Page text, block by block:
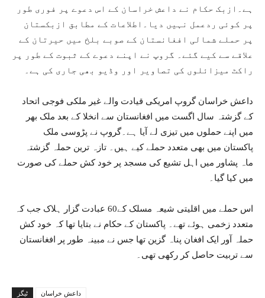
ہے۔ازبک حکام نے داعش خراسان کے اس دعوے پر فوری طور
پر کوئی ردعمل نہیں دیا۔اطلاعات کے مطابق ازبکستان
پر حملے شمالی افغانستان کے صوبے بلخ میں حیرتان کے
علاقے سے کیے گئے۔ گروپ نے اپنے دعوے کے ثبوت کے طور پر
راکٹ میزائلوں کی تصاویر اور وڈیو بھی جاری کی ہے۔
داعش خراسان گروپ امریکی قیادت والے غیر ملکی فوجی اتحاد
کے گزشتہ سال اگست میں افغانستان سے انخلا کے بعد ملک بھر
میں اپنے حملوں میں تیزی لے آیا ہے۔گروپ نے پڑوسی ملک
پاکستان میں بھی متعدد حملے کیے ہیں۔ تازہ ترین حملہ گزشتہ
ماہ پشاور میں اہل تشیع کی مسجد پر خود کش حملے کی صورت
میں کیا گیا۔
اس حملے میں اقلیتی شیعہ مسلک کے60 عبادت گزار ہلاک جب کہ
متعدد زخمی ہوئے تھے۔ پاکستان کے حکام نے بتایا تھا کہ خود کش
حملہ آور ایک افغان پناہ گزین تھا جس نے مبینہ طور پر افغانستان
سے تربیت حاصل کر رکھی تھی۔
ٹیگز داعش خراسان